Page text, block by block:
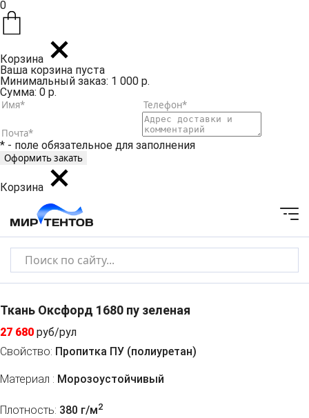
0
Корзина
Ваша корзина пуста
Минимальный заказ: 1 000 р.
Сумма: 0 р.
* - поле обязательное для заполнения
Корзина
Ткань Оксфорд 1680 пу зеленая
27 680 руб/рул
Свойство: Пропитка ПУ (полиуретан)
Материал : Морозоустойчивый
Плотность: 380 г/м2